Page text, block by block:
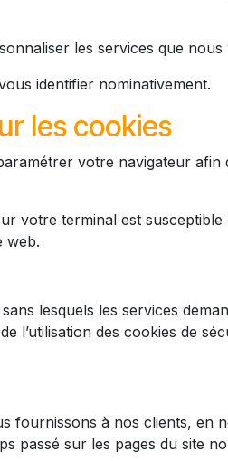
les services que
identifier nominativement.
les cookies
votre navigateur afin
terminal est susceptible
web.
lesquels les services
l’utilisation des cookies de
fournissons à nos clients, en
passé sur les pages du site